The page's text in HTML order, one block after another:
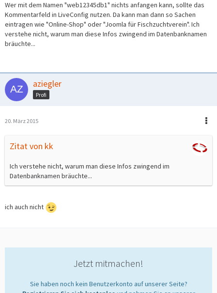
Wer mit dem Namen "web12345db1" nichts anfangen kann, sollte das
Kommentarfeld in LiveConfig nutzen. Da kann man dann so Sachen
eintragen wie "Online-Shop" oder "Joomla für Fischzuchtverein". Ich
verstehe nicht, warum man diese Infos zwingend im Datenbanknamen
bräuchte...
aziegler
Profi
20. März 2015
Zitat von kk
Ich verstehe nicht, warum man diese Infos zwingend im
Datenbanknamen bräuchte...
ich auch nicht
Jetzt mitmachen!
Sie haben noch kein Benutzerkonto auf unserer Seite?